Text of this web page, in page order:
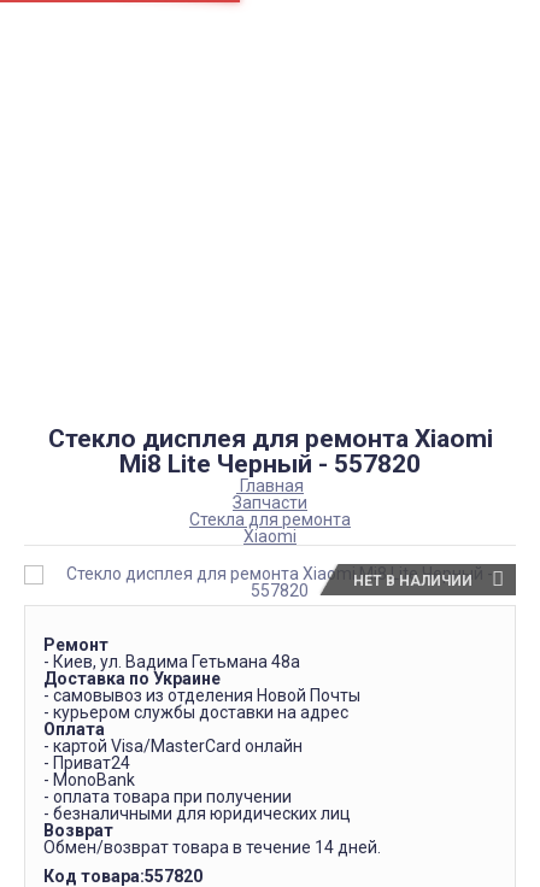
Стекло дисплея для ремонта Xiaomi
Mi8 Lite Черный - 557820
Главная
Запчасти
Стекла для ремонта
Xiaomi
НЕТ В НАЛИЧИИ
Ремонт
- Киев, ул. Вадима Гетьмана 48а
Доставка по Украине
- самовывоз из отделения Новой Почты
- курьером службы доставки на адрес
Оплата
- картой Visa/MasterCard онлайн
- Приват24
- MonoBank
- оплата товара при получении
- безналичными для юридических лиц
Возврат
Обмен/возврат товара в течение 14 дней.
Код товара:557820